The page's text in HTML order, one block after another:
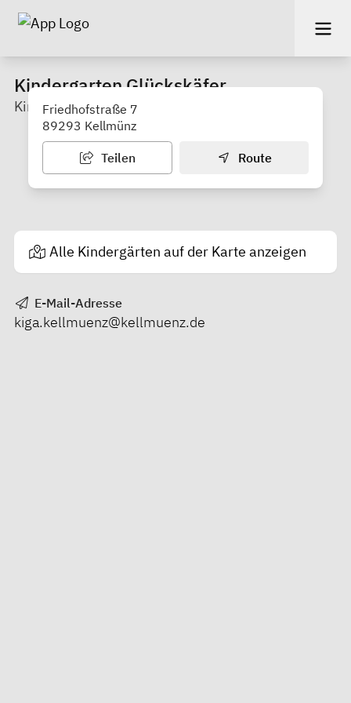
Kindergarten Glückskäfer
Kindergarten
Friedhofstraße 7
89293 Kellmünz
Teilen Route
Alle Kindergärten auf der Karte anzeigen
E-Mail-Adresse
kiga.kellmuenz@kellmuenz.de